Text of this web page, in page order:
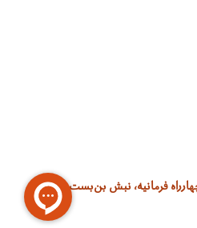
فرمانیه، نبش بن‌بست ترنج